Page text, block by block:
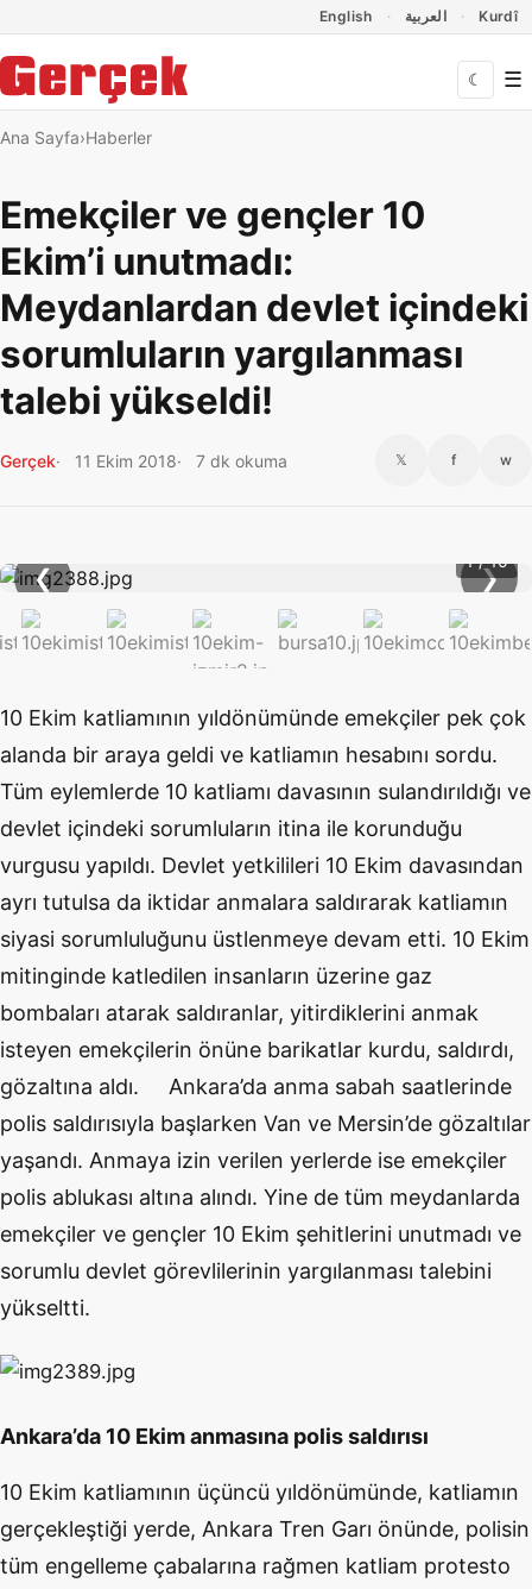
English العربية Kurdî
☾ ☰
Ana Sayfa Haberler
Emekçiler ve gençler 10
Ekim’i unutmadı:
Meydanlardan devlet içindeki
sorumluların yargılanması
talebi yükseldi!
Gerçek 11 Ekim 2018 7 dk okuma 𝕏 f w
❮ ❯
1 / 10
10 Ekim katliamının yıldönümünde emekçiler pek çok
alanda bir araya geldi ve katliamın hesabını sordu.
Tüm eylemlerde 10 katliamı davasının sulandırıldığı ve
devlet içindeki sorumluların itina ile korunduğu
vurgusu yapıldı. Devlet yetkilileri 10 Ekim davasından
ayrı tutulsa da iktidar anmalara saldırarak katliamın
siyasi sorumluluğunu üstlenmeye devam etti. 10 Ekim
mitinginde katledilen insanların üzerine gaz
bombaları atarak saldıranlar, yitirdiklerini anmak
isteyen emekçilerin önüne barikatlar kurdu, saldırdı,
gözaltına aldı. Ankara’da anma sabah saatlerinde
polis saldırısıyla başlarken Van ve Mersin’de gözaltılar
yaşandı. Anmaya izin verilen yerlerde ise emekçiler
polis ablukası altına alındı. Yine de tüm meydanlarda
emekçiler ve gençler 10 Ekim şehitlerini unutmadı ve
sorumlu devlet görevlilerinin yargılanması talebini
yükseltti.
Ankara’da 10 Ekim anmasına polis saldırısı
10 Ekim katliamının üçüncü yıldönümünde, katliamın
gerçekleştiği yerde, Ankara Tren Garı önünde, polisin
tüm engelleme çabalarına rağmen katliam protesto